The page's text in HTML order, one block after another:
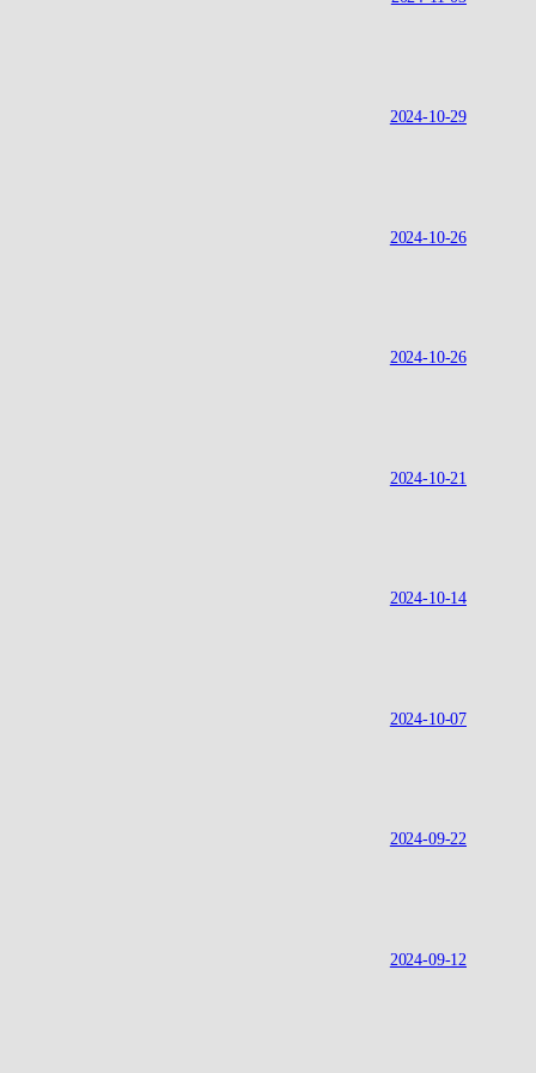
2024-10-29
2024-10-26
2024-10-26
2024-10-21
2024-10-14
2024-10-07
2024-09-22
2024-09-12